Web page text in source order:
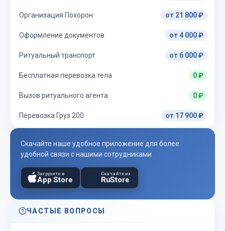
Организация Похорон от 21 800 ₽
Оформление документов от 4 000 ₽
Ритуальный транспорт от 6 000 ₽
Бесплатная перевозка тела 0 ₽
Вызов ритуального агента 0 ₽
Перевозка Груз 200 от 17 900 ₽
Скачайте наше удобное приложение для более
удобной связи с нашими сотрудниками
Загрузите в
App Store
Скачайте из
RuStore
ЧАСТЫЕ ВОПРОСЫ